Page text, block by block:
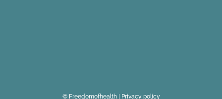
© Freedomofhealth | Privacy policy